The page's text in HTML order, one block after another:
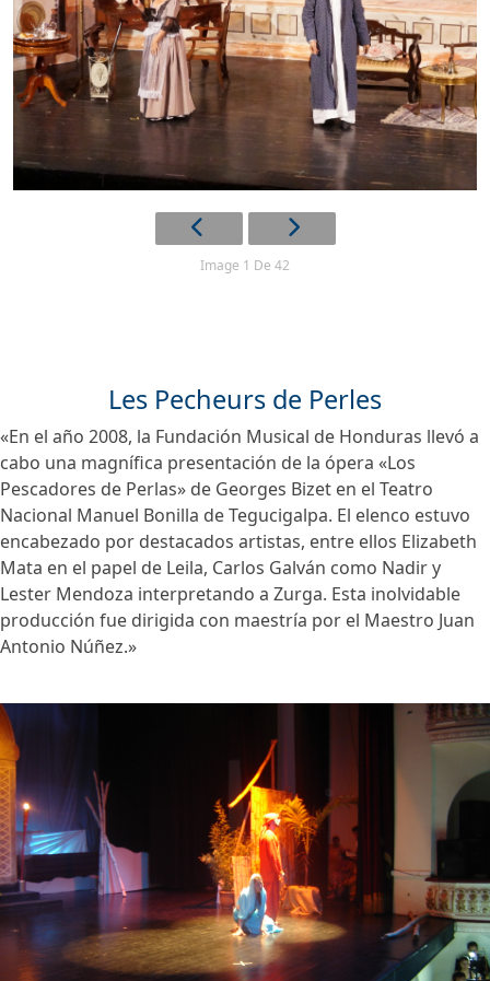
Image 1 De 42
Les Pecheurs de Perles
«En el año 2008, la Fundación Musical de Honduras llevó a
cabo una magnífica presentación de la ópera «Los
Pescadores de Perlas» de Georges Bizet en el Teatro
Nacional Manuel Bonilla de Tegucigalpa. El elenco estuvo
encabezado por destacados artistas, entre ellos Elizabeth
Mata en el papel de Leila, Carlos Galván como Nadir y
Lester Mendoza interpretando a Zurga. Esta inolvidable
producción fue dirigida con maestría por el Maestro Juan
Antonio Núñez.»